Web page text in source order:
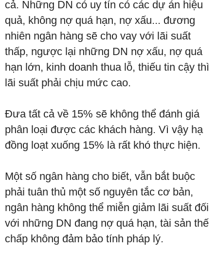
cả. Những DN có uy tín có các dự án hiệu
quả, không nợ quá hạn, nợ xấu... đương
nhiên ngân hàng sẽ cho vay với lãi suất
thấp, ngược lại những DN nợ xấu, nợ quá
hạn lớn, kinh doanh thua lỗ, thiếu tin cậy thì
lãi suất phải chịu mức cao.
Đưa tất cả về 15% sẽ không thể đánh giá
phân loại được các khách hàng. Vì vậy hạ
đồng loạt xuống 15% là rất khó thực hiện.
Một số ngân hàng cho biết, vẫn bắt buộc
phải tuân thủ một số nguyên tắc cơ bản,
ngân hàng không thể miễn giảm lãi suất đối
với những DN đang nợ quá hạn, tài sản thế
chấp không đảm bảo tính pháp lý.